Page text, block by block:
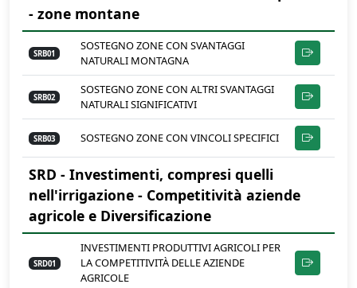
- zone montane
SRB01
SOSTEGNO ZONE CON SVANTAGGI
NATURALI MONTAGNA
SRB02
SOSTEGNO ZONE CON ALTRI SVANTAGGI
NATURALI SIGNIFICATIVI
SRB03 SOSTEGNO ZONE CON VINCOLI SPECIFICI
SRD - Investimenti, compresi quelli
nell'irrigazione - Competitività aziende
agricole e Diversificazione
SRD01
INVESTIMENTI PRODUTTIVI AGRICOLI PER
LA COMPETITIVITÀ DELLE AZIENDE
AGRICOLE